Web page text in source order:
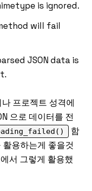
is ignored.
will fail
JSON data is
프로젝트 성격에
으로 데이터를 전
함
용하는게 좋을것
서 그렇게 활용했